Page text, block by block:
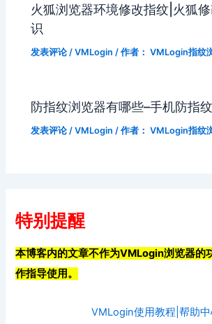
火狐浏览器环境修改指纹|火狐
识
发表评论 /VMLogin / 作者： VMLogin指纹
防指纹浏览器有哪些–手机防指
发表评论 /VMLogin / 作者： VMLogin指纹
特别提醒
本博客内的文章不作为VMLogin浏览器的
作指导使用。
VMLogin使用教程|帮助